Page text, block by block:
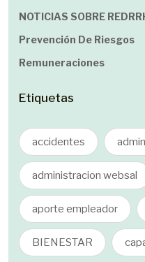
NOTICIAS SOBRE
Prevención De Riesgos
Remuneraciones
Etiquetas
accidentes
administracion websal
aporte empleador
BIENESTAR